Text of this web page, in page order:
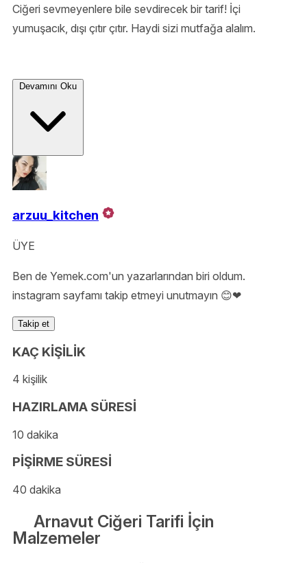
Ciğeri sevmeyenlere bile sevdirecek bir tarif! İçi
yumuşacık, dışı çıtır çıtır. Haydi sizi mutfağa alalım.
Devamını Oku
arzuu_kitchen
ÜYE
Ben de Yemek.com'un yazarlarından biri oldum.
instagram sayfamı takip etmeyi unutmayın 😊❤
Takip et
KAÇ KİŞİLİK
4 kişilik
HAZIRLAMA SÜRESİ
10 dakika
PİŞİRME SÜRESİ
40 dakika
Arnavut Ciğeri Tarifi İçin
Malzemeler